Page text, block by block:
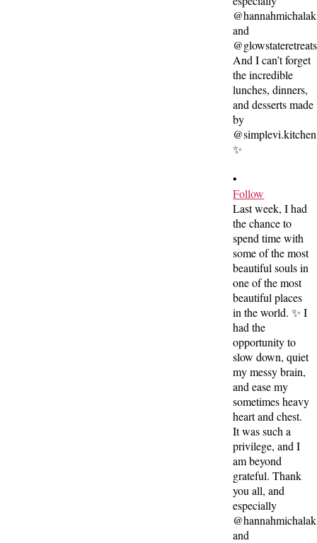
•
Follow
Last week, I had
the chance to
spend time with
some of the most
beautiful souls in
one of the most
beautiful places
in the world. ✨ I
had the
opportunity to
slow down, quiet
my messy brain,
and ease my
sometimes heavy
heart and chest.
It was such a
privilege, and I
am beyond
grateful. Thank
you all, and
especially
@hannahmichalak
and